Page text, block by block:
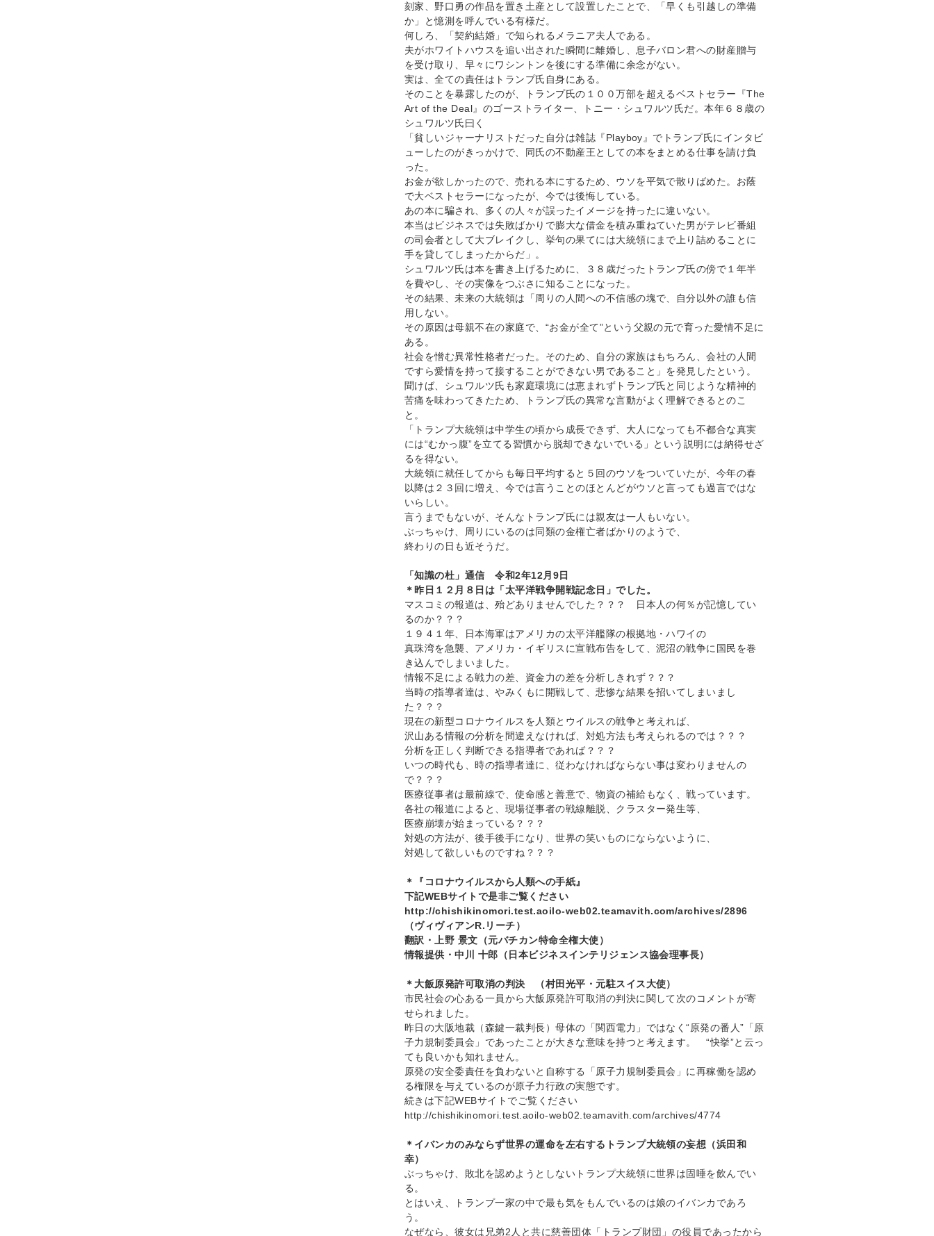
刻家、野口勇の作品を置き土産として設置したことで、「早くも引越しの準備
か」と憶測を呼んでいる有様だ。
何しろ、「契約結婚」で知られるメラニア夫人である。
夫がホワイトハウスを追い出された瞬間に離婚し、息子バロン君への財産贈与
を受け取り、早々にワシントンを後にする準備に余念がない。
実は、全ての責任はトランプ氏自身にある。
そのことを暴露したのが、トランプ氏の１００万部を超えるベストセラー『The
Art of the Deal』のゴーストライター、トニー・シュワルツ氏だ。本年６８歳の
シュワルツ氏曰く
「貧しいジャーナリストだった自分は雑誌『Playboy』でトランプ氏にインタビ
ューしたのがきっかけで、同氏の不動産王としての本をまとめる仕事を請け負
った。
お金が欲しかったので、売れる本にするため、ウソを平気で散りばめた。お蔭
で大ベストセラーになったが、今では後悔している。
あの本に騙され、多くの人々が誤ったイメージを持ったに違いない。
本当はビジネスでは失敗ばかりで膨大な借金を積み重ねていた男がテレビ番組
の司会者として大ブレイクし、挙句の果てには大統領にまで上り詰めることに
手を貸してしまったからだ」。
シュワルツ氏は本を書き上げるために、３８歳だったトランプ氏の傍で１年半
を費やし、その実像をつぶさに知ることになった。
その結果、未来の大統領は「周りの人間への不信感の塊で、自分以外の誰も信
用しない。
その原因は母親不在の家庭で、“お金が全て”という父親の元で育った愛情不足に
ある。
社会を憎む異常性格者だった。そのため、自分の家族はもちろん、会社の人間
ですら愛情を持って接することができない男であること」を発見したという。
聞けば、シュワルツ氏も家庭環境には恵まれずトランプ氏と同じような精神的
苦痛を味わってきたため、トランプ氏の異常な言動がよく理解できるとのこ
と。
「トランプ大統領は中学生の頃から成長できず、大人になっても不都合な真実
には“むかっ腹”を立てる習慣から脱却できないでいる」という説明には納得せざ
るを得ない。
大統領に就任してからも毎日平均すると５回のウソをついていたが、今年の春
以降は２３回に増え、今では言うことのほとんどがウソと言っても過言ではな
いらしい。
言うまでもないが、そんなトランプ氏には親友は一人もいない。
ぶっちゃけ、周りにいるのは同類の金権亡者ばかりのようで、
終わりの日も近そうだ。
「知識の杜」通信 令和2年12月9日
＊昨日１２月８日は「太平洋戦争開戦記念日」でした。
マスコミの報道は、殆どありませんでした？？？ 日本人の何％が記憶してい
るのか？？？
１９４１年、日本海軍はアメリカの太平洋艦隊の根拠地・ハワイの
真珠湾を急襲、アメリカ・イギリスに宣戦布告をして、泥沼の戦争に国民を巻
き込んでしまいました。
情報不足による戦力の差、資金力の差を分析しきれず？？？
当時の指導者達は、やみくもに開戦して、悲惨な結果を招いてしまいまし
た？？？
現在の新型コロナウイルスを人類とウイルスの戦争と考えれば、
沢山ある情報の分析を間違えなければ、対処方法も考えられるのでは？？？
分析を正しく判断できる指導者であれば？？？
いつの時代も、時の指導者達に、従わなければならない事は変わりませんの
で？？？
医療従事者は最前線で、使命感と善意で、物資の補給もなく、戦っています。
各社の報道によると、現場従事者の戦線離脱、クラスター発生等、
医療崩壊が始まっている？？？
対処の方法が、後手後手になり、世界の笑いものにならないように、
対処して欲しいものですね？？？
＊『コロナウイルスから人類への手紙』
下記WEBサイトで是非ご覧ください
http://chishikinomori.test.aoilo-web02.teamavith.com/archives/2896
（ヴィヴィアンR.リーチ）
翻訳・上野 景文（元バチカン特命全権大使）
情報提供・中川 十郎（日本ビジネスインテリジェンス協会理事長）
＊大飯原発許可取消の判決 （村田光平・元駐スイス大使）
市民社会の心ある一員から大飯原発許可取消の判決に関して次のコメントが寄
せられました。
昨日の大阪地裁（森鍵一裁判長）母体の「関西電力」ではなく“原発の番人”「原
子力規制委員会」であったことが大きな意味を持つと考えます。 “快挙”と云っ
ても良いかも知れません。
原発の安全委責任を負わないと自称する「原子力規制委員会」に再稼働を認め
る権限を与えているのが原子力行政の実態です。
続きは下記WEBサイトでご覧ください
http://chishikinomori.test.aoilo-web02.teamavith.com/archives/4774
＊イバンカのみならず世界の運命を左右するトランプ大統領の妄想（浜田和
幸）
ぶっちゃけ、敗北を認めようとしないトランプ大統領に世界は固唾を飲んでい
る。
とはいえ、トランプ一家の中で最も気をもんでいるのは娘のイバンカであろ
う。
なぜなら、彼女は兄弟2人と共に慈善団体「トランプ財団」の役員であったから